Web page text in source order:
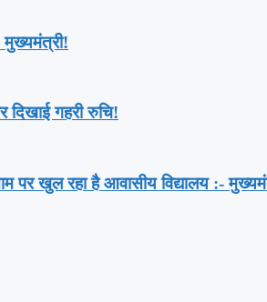
मुख्यमंत्री!
दिखाई गहरी रुचि!
पर खुल रहा है आवासीय विद्यालय :-